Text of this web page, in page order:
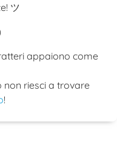
ツ
appaiono come
non riesci a trovare
!